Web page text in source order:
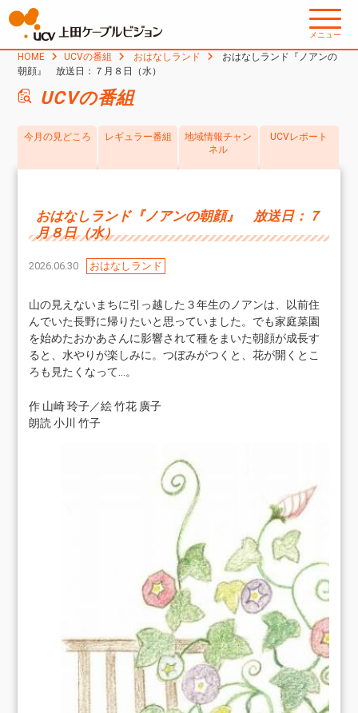
メニュー
HOME UCVの番組 おはなしランド
おはなしランド『ノアンの
朝顔』 放送日：７月８日（水）
UCVの番組
今月の見どころ レギュラー番組
地域情報チャン
ネル
UCVレポート
おはなしランド『ノアンの朝顔』 放送日：７
月８日（水）
2026.06.30 おはなしランド
山の見えないまちに引っ越した３年生のノアンは、以前住
んでいた長野に帰りたいと思っていました。でも家庭菜園
を始めたおかあさんに影響されて種をまいた朝顔が成長す
ると、水やりが楽しみに。つぼみがつくと、花が開くとこ
ろも見たくなって…。
作 山崎 玲子／絵 竹花 廣子
朗読 小川 竹子